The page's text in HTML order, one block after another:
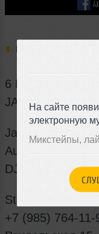
На сайте
электронную
Микстейпы,
Место:
Трехгорная
6 НОЯБРЯ,
JAGGER
Jagger Street
Autumn Veranda
DJ's Roadie,
Start at 20:00!
+7 (985) 764-11-